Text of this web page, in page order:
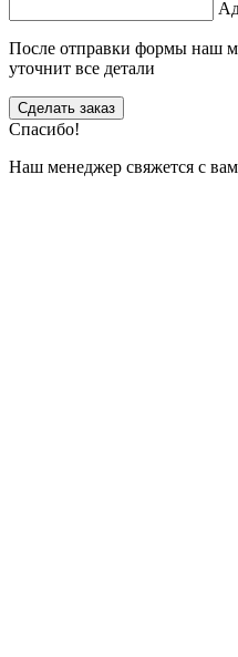
После отправки формы наш
уточнит все детали
Сделать заказ
Спасибо!
Наш менеджер свяжется с